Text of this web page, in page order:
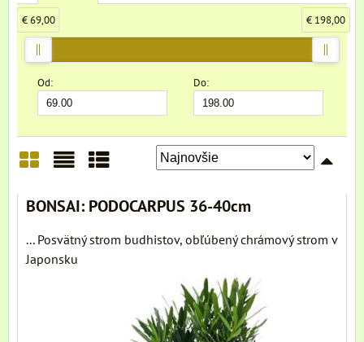
Od: Do:
€ 69,00 € 198,00
Mriežka
BONSAI: PODOCARPUS 36-40cm
... Posvätný strom budhistov, obľúbený chrámový strom v
Japonsku